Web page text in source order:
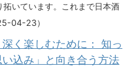
拓いています。これまで日本酒
04-23）
く楽しむために： 知っ
込み」と向き合う方法